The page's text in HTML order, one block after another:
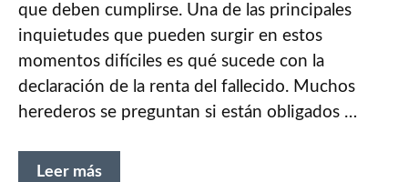
que deben cumplirse. Una de las principales
inquietudes que pueden surgir en estos
momentos difíciles es qué sucede con la
declaración de la renta del fallecido. Muchos
herederos se preguntan si están obligados …
Leer más